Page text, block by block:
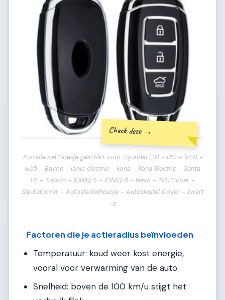
Check deze →
Autosleutel Hoesje geschikt voor Hyundai i20 - i30 - ix20 -
ix35 - Bayon - ionic electric - Kona - Kona Electric - Santa
FE - Tucson - IONIQ 5 - IONIQ 6 - Nexo - TPU Cover -
Sleutelcover - Autosleutelhoesje - Autosleutel Cover - zwart
-z
Factoren die je actieradius beïnvloeden
Temperatuur: koud weer kost energie,
vooral voor verwarming van de auto.
Snelheid: boven de 100 km/u stijgt het